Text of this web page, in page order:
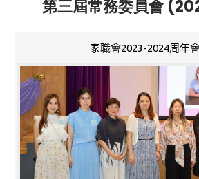
第三屆常務委員會
家職會2023-2024周年